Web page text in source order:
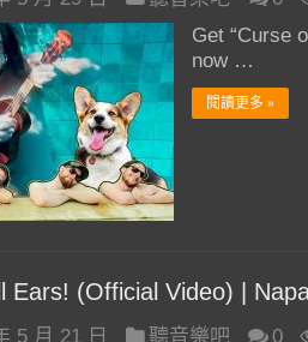
Get “Curse
now …
閱讀更多 »
Ears! (Official Video) |
5 月 21 日 聽音樂吧 0